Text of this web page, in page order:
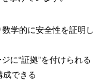
学的に安全性を証明し
に“証拠”を付けられる
成できる